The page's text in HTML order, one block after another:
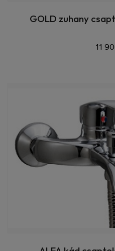
GOLD zuhany
11